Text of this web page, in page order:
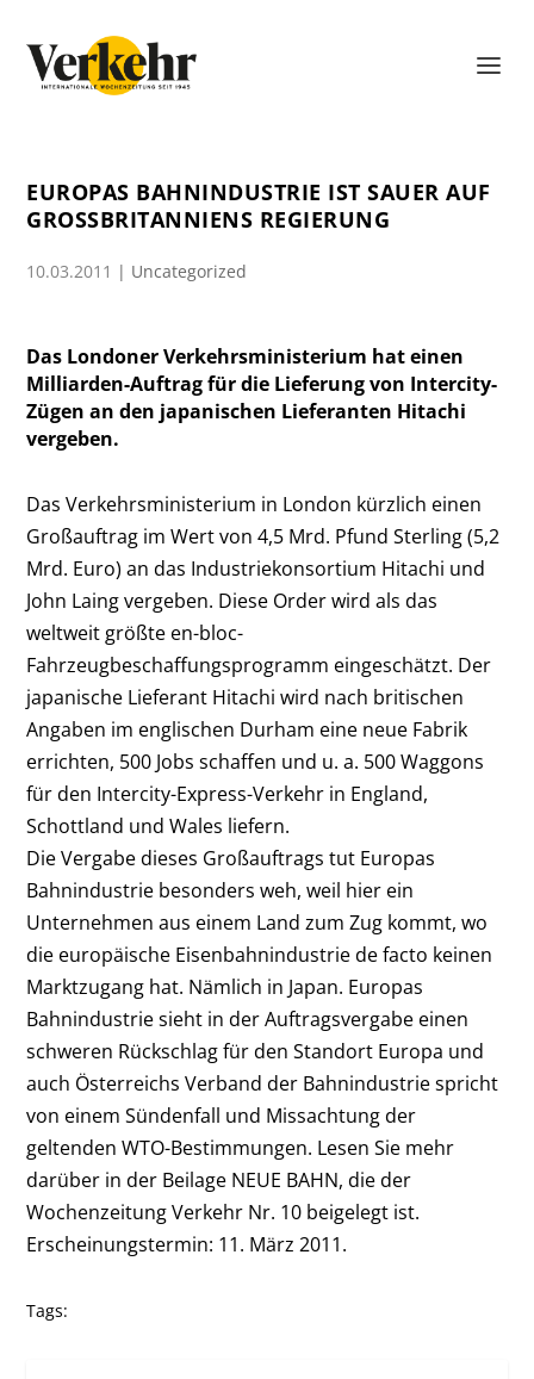
EUROPAS BAHNINDUSTRIE IST SAUER AUF
GROSSBRITANNIENS REGIERUNG
10.03.2011 | Uncategorized
Das Londoner Verkehrsministerium hat einen
Milliarden-Auftrag für die Lieferung von Intercity-
Zügen an den japanischen Lieferanten Hitachi
vergeben.
Das Verkehrsministerium in London kürzlich einen
Großauftrag im Wert von 4,5 Mrd. Pfund Sterling (5,2
Mrd. Euro) an das Industriekonsortium Hitachi und
John Laing vergeben. Diese Order wird als das
weltweit größte en-bloc-
Fahrzeugbeschaffungsprogramm eingeschätzt. Der
japanische Lieferant Hitachi wird nach britischen
Angaben im englischen Durham eine neue Fabrik
errichten, 500 Jobs schaffen und u. a. 500 Waggons
für den Intercity-Express-Verkehr in England,
Schottland und Wales liefern.
Die Vergabe dieses Großauftrags tut Europas
Bahnindustrie besonders weh, weil hier ein
Unternehmen aus einem Land zum Zug kommt, wo
die europäische Eisenbahnindustrie de facto keinen
Marktzugang hat. Nämlich in Japan. Europas
Bahnindustrie sieht in der Auftragsvergabe einen
schweren Rückschlag für den Standort Europa und
auch Österreichs Verband der Bahnindustrie spricht
von einem Sündenfall und Missachtung der
geltenden WTO-Bestimmungen. Lesen Sie mehr
darüber in der Beilage NEUE BAHN, die der
Wochenzeitung Verkehr Nr. 10 beigelegt ist.
Erscheinungstermin: 11. März 2011.
Tags: